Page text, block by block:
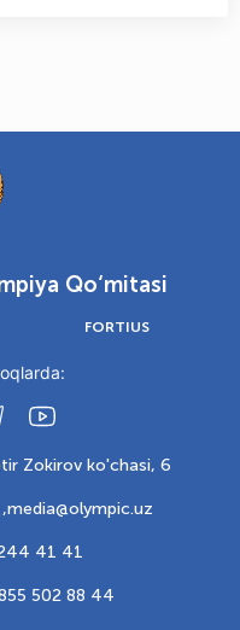
Qo‘mitasi
FORTIUS
Zokirov ko'chasi, 6
media@olympic.uz
41 41
502 88 44